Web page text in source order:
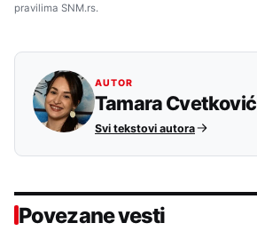
pravilima SNM.rs.
AUTOR
Tamara Cvetković
Svi tekstovi autora
Povezane vesti